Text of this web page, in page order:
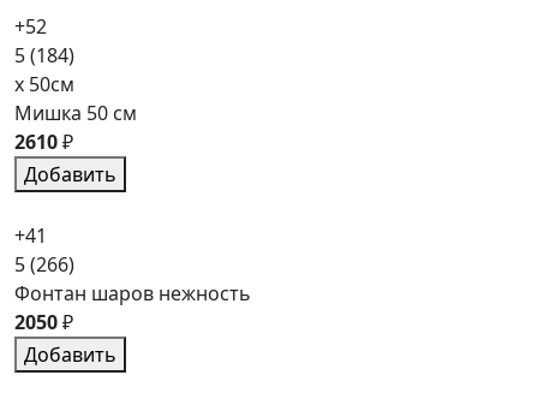
+52
5(184)
x 50см
Мишка 50 см
2610₽
Добавить
+41
5(266)
Фонтан шаров нежность
2050₽
Добавить